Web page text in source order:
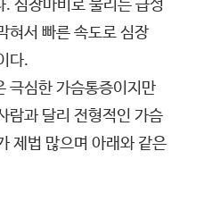
심장마비로 불리는 급성
혀서 빠른 속도로 심장
다.
극심한 가슴통증이지만
람과 달리 전형적인 가슴
제법 많으며 아래와 같은